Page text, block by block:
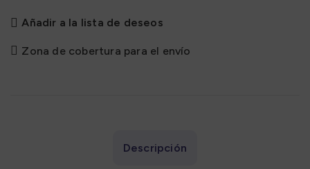
Añadir a la lista de deseos
Zona de cobertura para el envío
Descripción